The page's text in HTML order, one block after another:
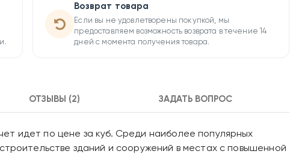
Возврат товара
Если вы не удовлетворены покупкой, мы
предоставляем возможность возврата в течение 14
дней с момента получения товара.
ОТЗЫВЫ (2) ЗАДАТЬ ВОПРОС
идет по цене за куб. Среди наиболее популярных
зданий и сооружений в местах с повышенной